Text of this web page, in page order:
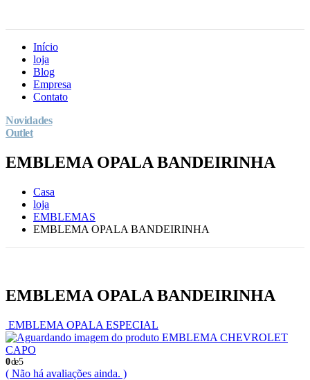
Início
loja
Blog
Empresa
Contato
Novidades
Outlet
EMBLEMA OPALA BANDEIRINHA
Casa
loja
EMBLEMAS
EMBLEMA OPALA BANDEIRINHA
EMBLEMA OPALA BANDEIRINHA
EMBLEMA OPALA ESPECIAL
EMBLEMA CHEVROLET
CAPO
0de 5
( Não há avaliações ainda. )